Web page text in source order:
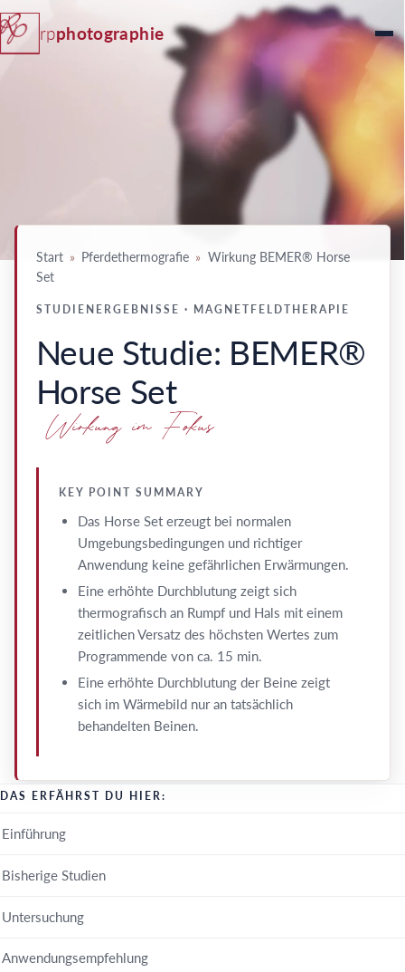
rpphotographie
Start » Pferdethermografie » Wirkung BEMER® Horse
Set
STUDIENERGEBNISSE · MAGNETFELDTHERAPIE
Neue Studie: BEMER®
Horse Set
Wirkung im Fokus
KEY POINT SUMMARY
Das Horse Set erzeugt bei normalen
Umgebungsbedingungen und richtiger
Anwendung keine gefährlichen Erwärmungen.
Eine erhöhte Durchblutung zeigt sich
thermografisch an Rumpf und Hals mit einem
zeitlichen Versatz des höchsten Wertes zum
Programmende von ca. 15 min.
Eine erhöhte Durchblutung der Beine zeigt
sich im Wärmebild nur an tatsächlich
behandelten Beinen.
DAS ERFÄHRST DU HIER:
Einführung
Bisherige Studien
Untersuchung
Anwendungsempfehlung